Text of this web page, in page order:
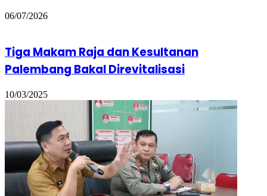
06/07/2026
Tiga Makam Raja dan Kesultanan
Palembang Bakal Direvitalisasi
10/03/2025